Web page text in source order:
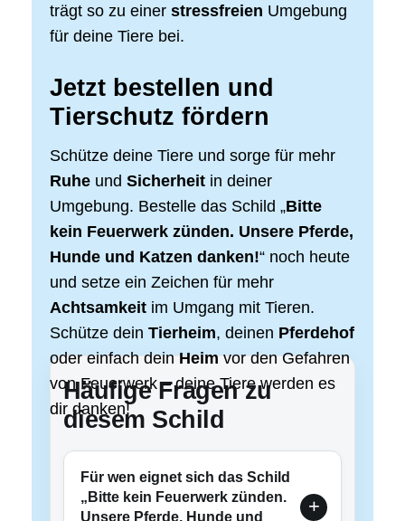
trägt so zu einer stressfreien Umgebung
für deine Tiere bei.
Jetzt bestellen und
Tierschutz fördern
Schütze deine Tiere und sorge für mehr
Ruhe und Sicherheit in deiner
Umgebung. Bestelle das Schild „Bitte
kein Feuerwerk zünden. Unsere Pferde,
Hunde und Katzen danken!“ noch heute
und setze ein Zeichen für mehr
Achtsamkeit im Umgang mit Tieren.
Schütze dein Tierheim, deinen Pferdehof
oder einfach deinHeimvor den Gefahren
von Feuerwerk – deine Tiere werden es
dir danken!
Häufige Fragen zu
diesem Schild
Für wen eignet sich das Schild
„Bitte kein Feuerwerk zünden.
Unsere Pferde, Hunde und